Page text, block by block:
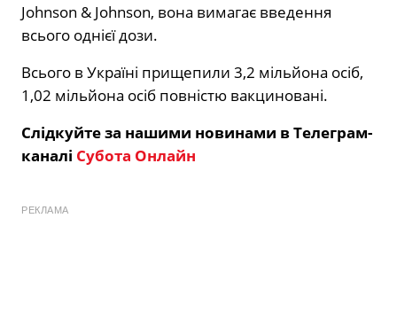
Johnson & Johnson, вона вимагає введення
всього однієї дози.
Всього в Україні прищепили 3,2 мільйона осіб,
1,02 мільйона осіб повністю вакциновані.
Слідкуйте за нашими новинами в Телеграм-
каналі Субота Онлайн
РЕКЛАМА